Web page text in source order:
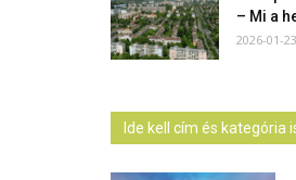
– Mi a
2026-01-23
Ide kell cím és kategória